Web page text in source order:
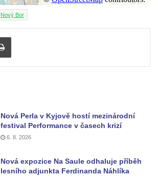
Nový Bor
Tisknout
Nová Perla v Kyjově hostí mezinárodní
festival Performance v časech krizí
6. 8. 2026
Nová expozice Na Saule odhaluje příběh
lesního adjunkta Ferdinanda Náhlíka